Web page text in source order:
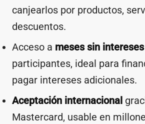
canjearlos por productos,
descuentos.
Acceso a meses sin intereses
participantes, ideal para
pagar intereses adicionales.
Aceptación internacional
Mastercard, usable en